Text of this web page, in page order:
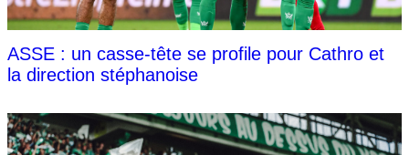
ASSE : un casse-tête se profile pour Cathro et
la direction stéphanoise